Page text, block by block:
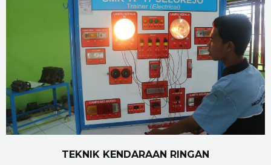
TEKNIK KENDARAAN RINGAN